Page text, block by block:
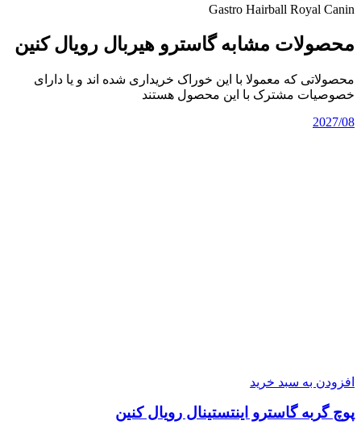
Gastro Hairball Royal Canin
محصولات مشابه گاسترو هیربال رویال کنین
محصولاتی که معمولا با این خوراک خریداری شده اند و یا دارای
خصوصیات مشترک با این محصول هستند
2027/08
افزودن به سبد خرید
پوچ گربه گاسترو اینتستینال رویال کنین